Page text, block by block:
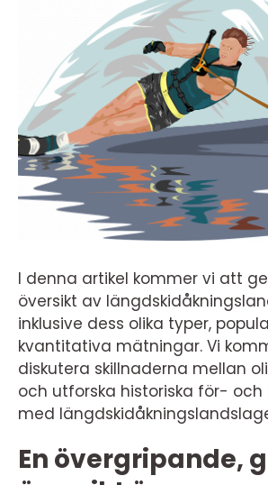
I denna artikel kommer vi att
översikt av
inklusive dess olika typer,
kvantitativa mätningar. Vi
diskutera skillnaderna mellan
och utforska historiska för-
med
En övergripande,